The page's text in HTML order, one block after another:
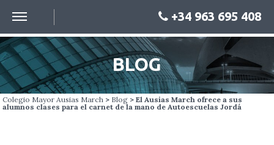
+34 963 695 408
BLOG
Colegio Mayor Ausias March > Blog > El Ausias March ofrece a sus
alumnos clases para el carnet de la mano de Autoescuelas Jordá